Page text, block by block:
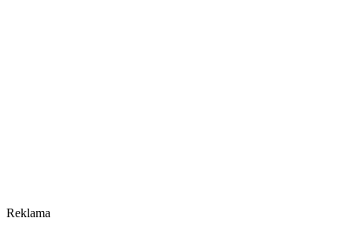
Reklama